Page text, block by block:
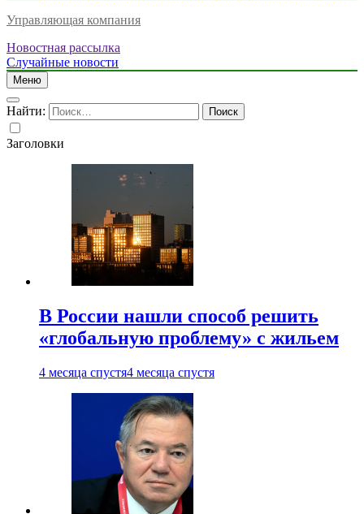
Управляющая компания
Новостная рассылка
Случайные новости
Меню
Найти:
Заголовки
В России нашли способ решить
«глобальную проблему» с жильем
4 месяца спустя4 месяца спустя